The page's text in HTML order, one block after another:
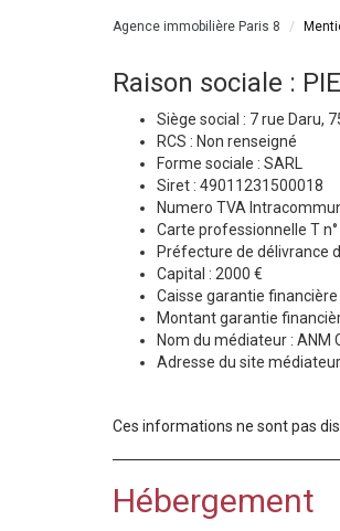
Agence immobilière Paris 8
Raison sociale :
Siège social : 7 rue Daru,
RCS : Non renseigné
Forme sociale : SARL
Siret : 49011231500018
Numero TVA
Carte professionnelle T
Préfecture de délivrance
Capital : 2000 €
Caisse garantie financière
Montant garantie
Nom du médiateur : ANM
Adresse du site
Ces informations ne sont pas
Hébergement